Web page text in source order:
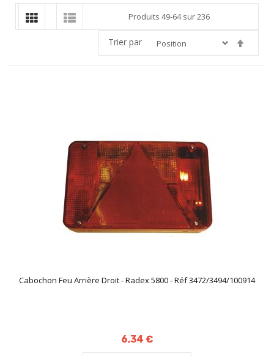
Produits 49-64sur236
Trier par
ordre
Cabochon Feu Arrière Droit - Radex 5800 - Réf 3472/3494/100914
6,34 €